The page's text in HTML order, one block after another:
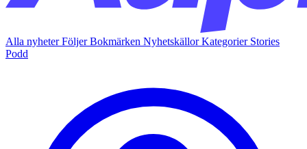
Alla nyheterFöljerBokmärken NyhetskällorKategorier Stories
Podd